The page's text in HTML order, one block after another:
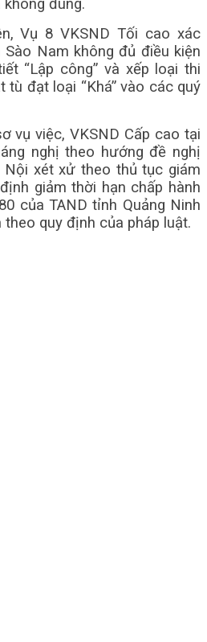
đúng.
Vụ 8 VKSND Tối cao xác
Nam không đủ điều kiện
“Lập công” và xếp loại thi
tù đạt loại “Khá” vào các quý
vụ việc, VKSND Cấp cao tại
nghị theo hướng đề nghị
Nội xét xử theo thủ tục giám
giảm thời hạn chấp hành
của TAND tỉnh Quảng Ninh
quy định của pháp luật.